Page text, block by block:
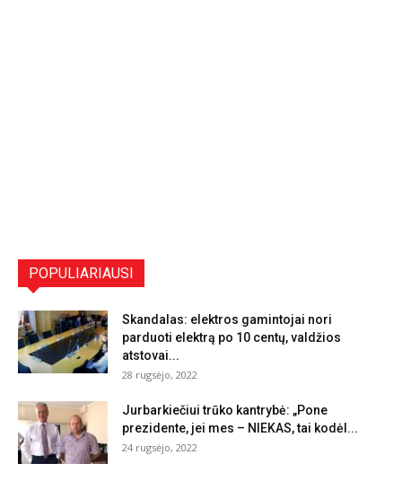
POPULIARIAUSI
Skandalas: elektros gamintojai nori
parduoti elektrą po 10 centų, valdžios
atstovai...
28 rugsėjo, 2022
Jurbarkiečiui trūko kantrybė: „Pone
prezidente, jei mes – NIEKAS, tai kodėl...
24 rugsėjo, 2022